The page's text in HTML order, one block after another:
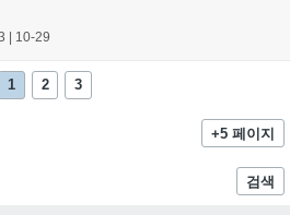
| 10-29
1 2 3
+5 페이지
검색